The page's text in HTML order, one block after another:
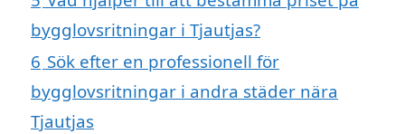
bygglovsritningar i Tjautjas?
6 Sök efter en professionell för
bygglovsritningar i andra städer nära
Tjautjas